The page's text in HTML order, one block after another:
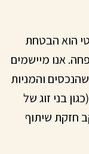
הוא הבטחת
אנו מיישמים
והמניות
בני זוג של
חזקת שיתוף